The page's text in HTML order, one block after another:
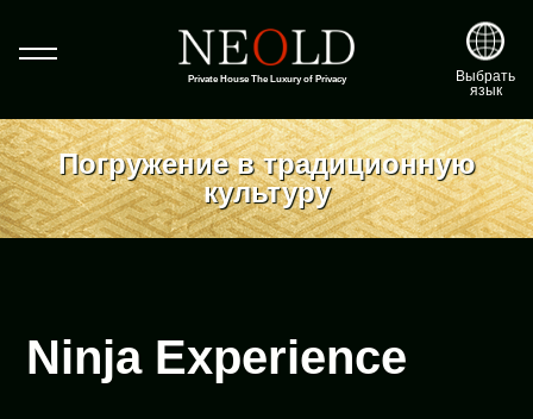
Private House The Luxury of Privacy
Погружение в традиционную
культуру
Ninja Experience
Выбрать
язык